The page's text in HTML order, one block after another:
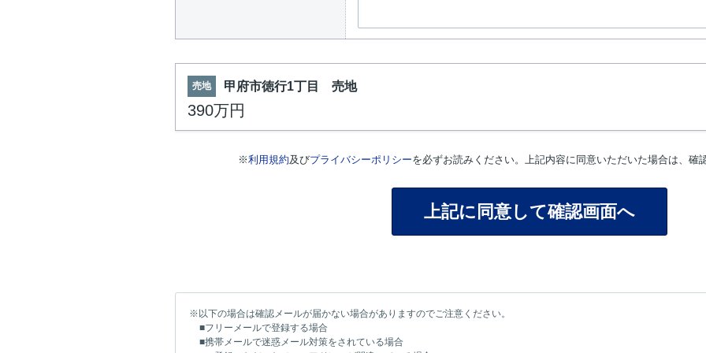
売地 甲府市徳行1丁目 売地
390万円
※利用規約及びプライバシーポリシーを必ずお読みください。上記内容に同意いただいた場合は、確
※以下の場合は確認メールが届かない場合がありますのでご注意ください。
■フリーメールで登録する場合
■携帯メールで迷惑メール対策をされている場合